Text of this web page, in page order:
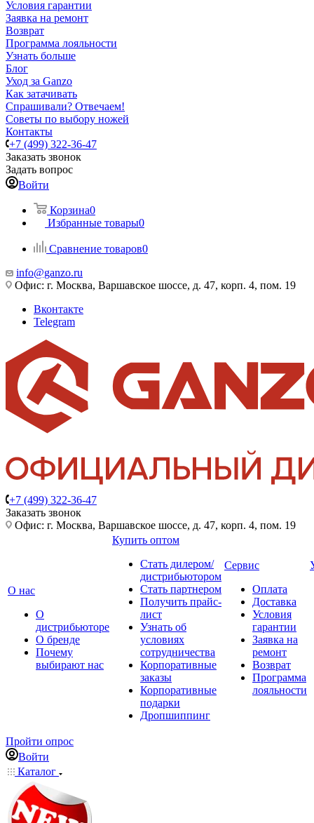
Условия гарантии
Заявка на ремонт
Возврат
Программа лояльности
Узнать больше
Блог
Уход за Ganzo
Как затачивать
Спрашивали? Отвечаем!
Советы по выбору ножей
Контакты
+7 (499) 322-36-47
Заказать звонок
Задать вопрос
Войти
Корзина0
Избранные товары0
Сравнение товаров0
info@ganzo.ru
Офис: г. Москва, Варшавское шоссе, д. 47, корп. 4, пом. 19
Вконтакте
Telegram
+7 (499) 322-36-47
Заказать звонок
Офис: г. Москва, Варшавское шоссе, д. 47, корп. 4, пом. 19
О нас
О
дистрибьюторе
О бренде
Почему
выбирают нас
Купить оптом
Стать дилером/
дистрибьютором
Стать партнером
Получить прайс-
лист
Узнать об
условиях
сотрудничества
Корпоративные
заказы
Корпоративные
подарки
Дропшиппинг
Сервис
Оплата
Доставка
Условия
гарантии
Заявка на
ремонт
Возврат
Программа
лояльности
Пройти опрос
Войти
Каталог